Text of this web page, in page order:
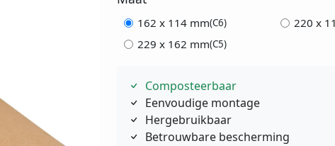
162 x 114 mm(C6) 220 x
229 x 162 mm(C5)
Composteerbaar
Eenvoudige montage
Hergebruikbaar
Betrouwbare bescherming